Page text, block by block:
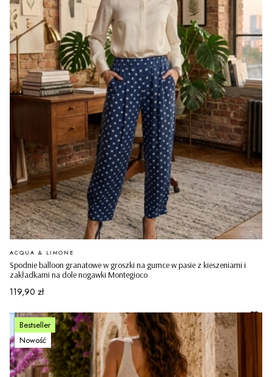
Spodnie balloon granatowe w groszki na gumce w pasie z kieszeniami i
zakładkami na dole nogawki Montegioco
PRODUCENT
ACQUA & LIMONE
Cena
119,90 zł
Bestseller
Nowość